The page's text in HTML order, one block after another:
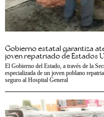
Gobierno estatal garantiza
joven repatriado de Estados
El Gobierno del Estado, a través de la
especializada de un joven poblano
seguro al Hospital General